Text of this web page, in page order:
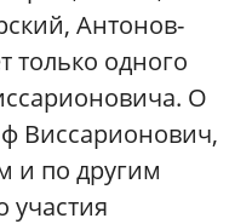
Антонов-
только одного
О
Виссарионович,
и по другим
участия